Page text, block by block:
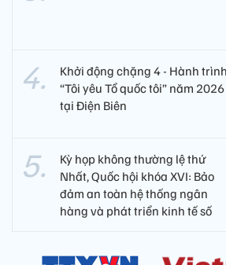
Khởi động chặng 4 - Hành trình
“Tôi yêu Tổ quốc tôi” năm 2026
tại Điện Biên
Kỳ họp không thường lệ thứ
Nhất, Quốc hội khóa XVI: Bảo
đảm an toàn hệ thống ngân
hàng và phát triển kinh tế số